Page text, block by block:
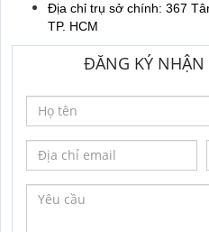
Địa chỉ trụ sở chính: 367
TP. HCM
ĐĂNG KÝ NHẬN